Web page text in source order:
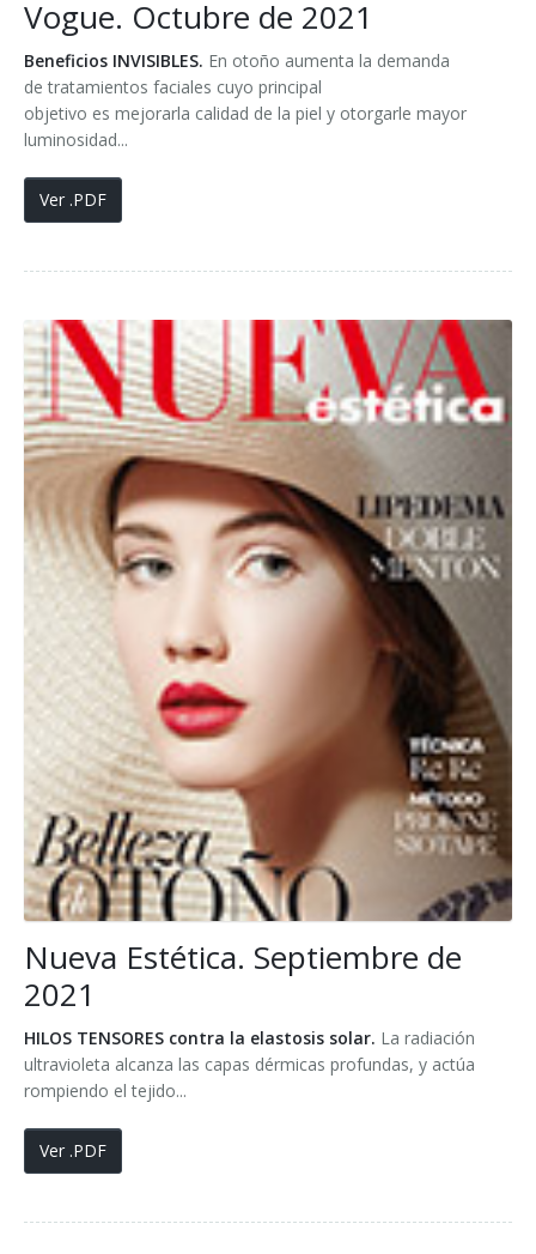
Vogue. Octubre de 2021
Beneficios INVISIBLES. En otoño aumenta la demanda
de tratamientos faciales cuyo principal
objetivo es mejorarla calidad de la piel y otorgarle mayor
luminosidad...
Ver .PDF
Nueva Estética. Septiembre de
2021
HILOS TENSORES contra la elastosis solar. La radiación
ultravioleta alcanza las capas dérmicas profundas, y actúa
rompiendo el tejido...
Ver .PDF